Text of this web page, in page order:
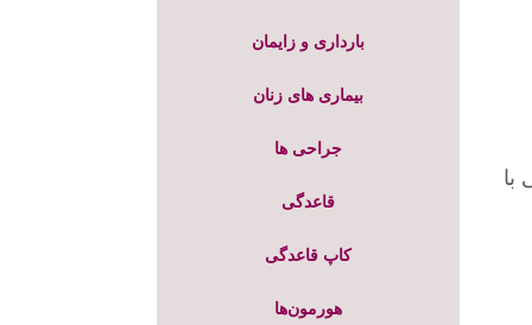
با
بارداری و زایمان
بیماری های زنان
جراحی ها
قاعدگی
کاپ قاعدگی
هورمون‌ها